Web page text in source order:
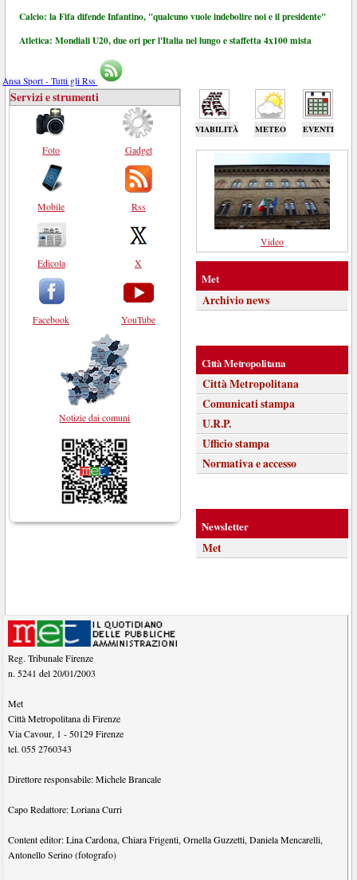
Calcio: la Fifa difende Infantino, "qualcuno vuole indebolire noi e il presidente"
Atletica: Mondiali U20, due ori per l'Italia nel lungo e staffetta 4x100 mista
Ansa Sport - Tutti gli Rss
VIABILITÀ METEO EVENTI
Servizi e strumenti
Foto
Mobile
Edicola
Facebook
Gadget
Rss
X
YouTube
Notizie dai comuni
Video
Met
Archivio news
Città Metropolitana
Città Metropolitana
Comunicati stampa
U.R.P.
Ufficio stampa
Normativa e accesso
Newsletter
Met
Reg. Tribunale Firenze
n. 5241 del 20/01/2003
Met
Città Metropolitana di Firenze
Via Cavour, 1 -50129 Firenze
tel.055 2760343
Direttore responsabile:Michele Brancale
Capo Redattore:Loriana Curri
Content editor:Lina Cardona,Chiara Frigenti,Ornella Guzzetti,Daniela Mencarelli,
Antonello Serino (fotografo)